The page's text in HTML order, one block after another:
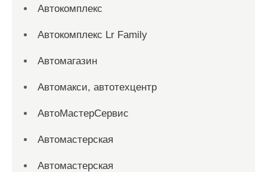
Автокомплекс
Автокомплекс Lr Family
Автомагазин
Автомакси, автотехцентр
АвтоМастерСервис
Автомастерская
Автомастерская